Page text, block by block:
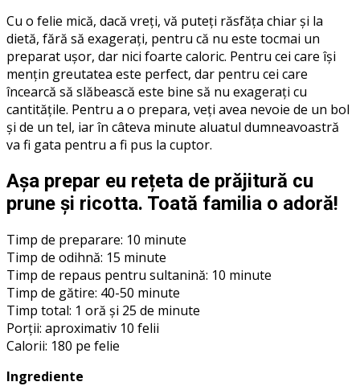
Cu o felie mică, dacă vreți, vă puteți răsfăța chiar și la
dietă, fără să exagerați, pentru că nu este tocmai un
preparat ușor, dar nici foarte caloric. Pentru cei care își
mențin greutatea este perfect, dar pentru cei care
încearcă să slăbească este bine să nu exagerați cu
cantitățile. Pentru a o prepara, veți avea nevoie de un bol
și de un tel, iar în câteva minute aluatul dumneavoastră
va fi gata pentru a fi pus la cuptor.
Așa prepar eu rețeta de prăjitură cu
prune și ricotta. Toată familia o adoră!
Timp de preparare: 10 minute
Timp de odihnă: 15 minute
Timp de repaus pentru sultanină: 10 minute
Timp de gătire: 40-50 minute
Timp total: 1 oră și 25 de minute
Porții: aproximativ 10 felii
Calorii: 180 pe felie
Ingrediente